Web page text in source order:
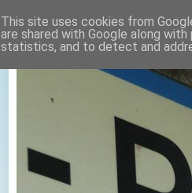
This site uses cookies from
are shared with Google along
statistics, and to detect and